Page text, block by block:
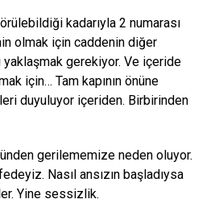
kadarıyla 2 numarası
olmak için caddenin diğer
yaklaşmak gerekiyor. Ve içeride
için… Tam kapının önüne
duyuluyor içeriden. Birbirinden
gerilememize neden oluyor.
Nasıl ansızın başladıysa
Yine sessizlik.